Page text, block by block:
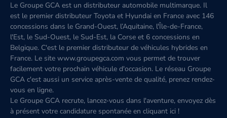
Le Groupe GCA est un distributeur automobile multimarque. Il
est le premier distributeur Toyota et Hyundai en France avec 146
concessions dans le Grand-Ouest, l’Aquitaine, l'Île-de-France,
l'Est, le Sud-Ouest, le Sud-Est, la Corse et 6 concessions en
Belgique. C'est le premier distributeur de véhicules hybrides en
France. Le site www.groupegca.com vous permet de trouver
facilement votre prochain véhicule d'occasion. Le réseau Groupe
GCA c'est aussi un service après-vente de qualité, prenez rendez-
vous en ligne.
Le Groupe GCA recrute, lancez-vous dans l'aventure, envoyez dès
à présent votre candidature spontanée en cliquant ici !